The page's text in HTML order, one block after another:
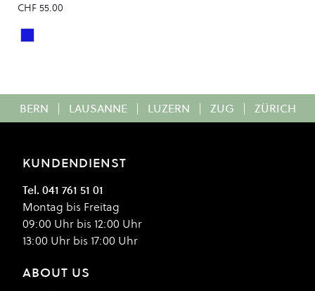
CHF 55.00
Colour
Steel Blue Mineral
BERN | LAUSANNE | LUZERN | ZUG | ZÜRICH
KUNDENDIENST
Tel. 041 761 51 01
Montag bis Freitag
09:00 Uhr bis 12:00 Uhr
13:00 Uhr bis 17:00 Uhr
ABOUT US